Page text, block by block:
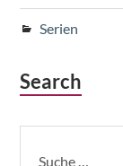
Serien
Search
nach: